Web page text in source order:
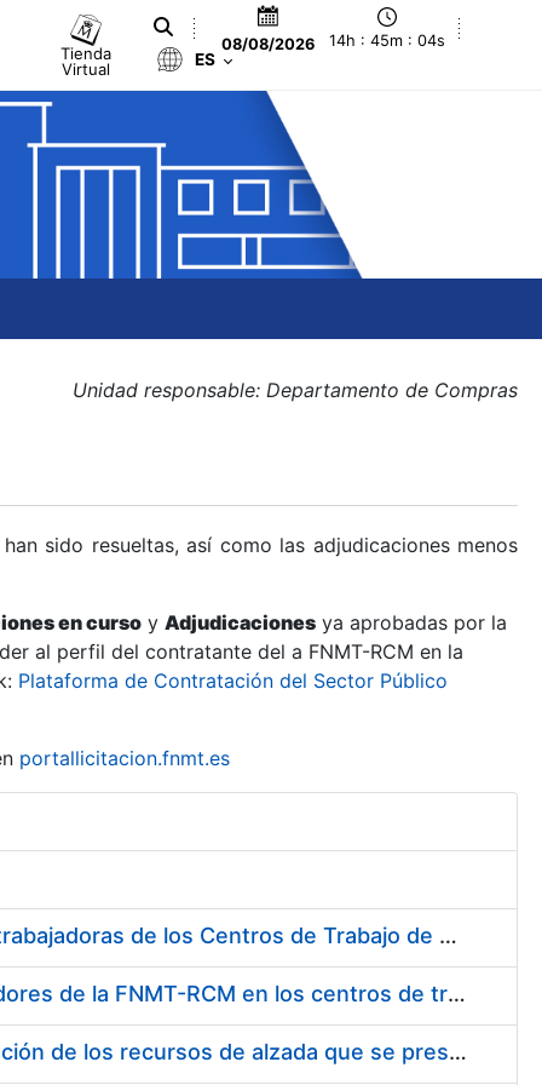
Tienda
Virtual
08/08/2026 14h : 45m : 04s
ES
Unidad responsable: Departamento de Compras
sido resueltas, así como las adjudicaciones menos
en curso y Adjudicaciones ya aprobadas por la
al perfil del contratante del a FNMT-RCM en la
Plataforma de Contratación del Sector Público
portallicitacion.fnmt.es
Suministro de Protectores Auditivos a medida para las personas trabajadoras de los Centros de Trabajo de Madrid y Burgos
Suministro de gafas graduadas antiproyecciones para los trabajadores de la FNMT-RCM en los centros de trabajo de Madrid y Burgos
Servicios de una empresa externa para el asesoramiento y resolución de los recursos de alzada que se presentan relacionados con procesos de selección para la FNMT-RCM